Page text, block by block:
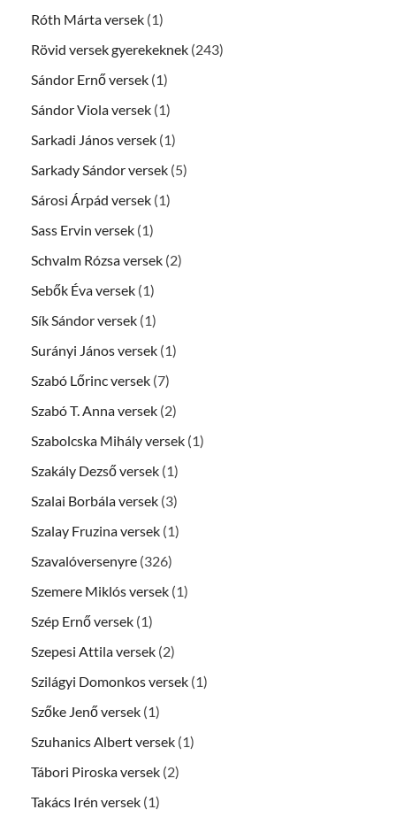
Róth Márta versek (1)
Rövid versek gyerekeknek (243)
Sándor Ernő versek (1)
Sándor Viola versek (1)
Sarkadi János versek (1)
Sarkady Sándor versek (5)
Sárosi Árpád versek (1)
Sass Ervin versek (1)
Schvalm Rózsa versek (2)
Sebők Éva versek (1)
Sík Sándor versek (1)
Surányi János versek (1)
Szabó Lőrinc versek (7)
Szabó T. Anna versek (2)
Szabolcska Mihály versek (1)
Szakály Dezső versek (1)
Szalai Borbála versek (3)
Szalay Fruzina versek (1)
Szavalóversenyre (326)
Szemere Miklós versek (1)
Szép Ernő versek (1)
Szepesi Attila versek (2)
Szilágyi Domonkos versek (1)
Szőke Jenő versek (1)
Szuhanics Albert versek (1)
Tábori Piroska versek (2)
Takács Irén versek (1)